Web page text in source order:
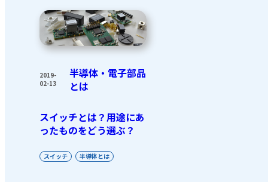
2019-
02-13
半導体・電子部品
とは
スイッチとは？用途にあ
ったものをどう選ぶ？
スイッチ 半導体とは